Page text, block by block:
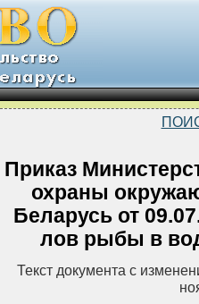
Приказ
охраны
Беларусь от
лов рыбы в
Текст документа с